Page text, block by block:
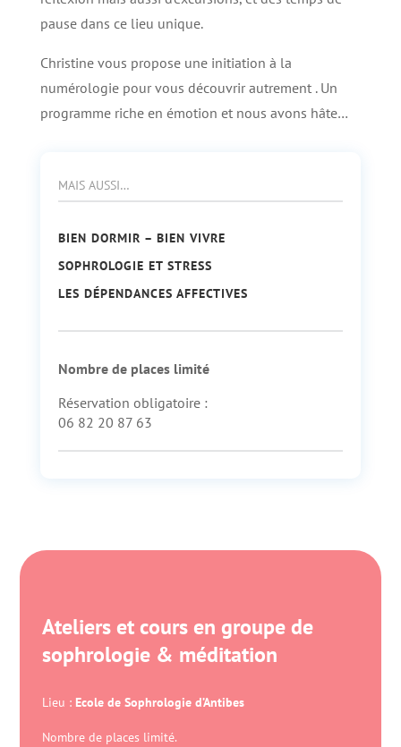
pause dans ce lieu unique.
Christine vous propose une initiation à la
numérologie pour vous découvrir autrement . Un
programme riche en émotion et nous avons hâte…
MAIS AUSSI…
BIEN DORMIR – BIEN VIVRE
SOPHROLOGIE ET STRESS
LES DÉPENDANCES AFFECTIVES
Nombre de places limité
Réservation obligatoire :
06 82 20 87 63
Ateliers et cours en groupe de
sophrologie & méditation
Lieu : Ecole de Sophrologie d’Antibes
Nombre de places limité.